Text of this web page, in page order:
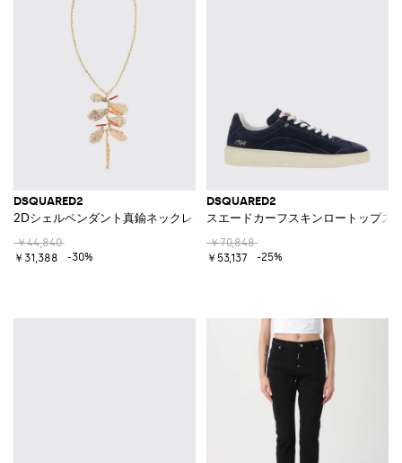
DSQUARED2
2Dシェルペンダント真鍮ネックレス
￥44,840
￥31,388
-30%
DSQUARED2
スエードカーフスキンロートップス
￥70,848
￥53,137
-25%